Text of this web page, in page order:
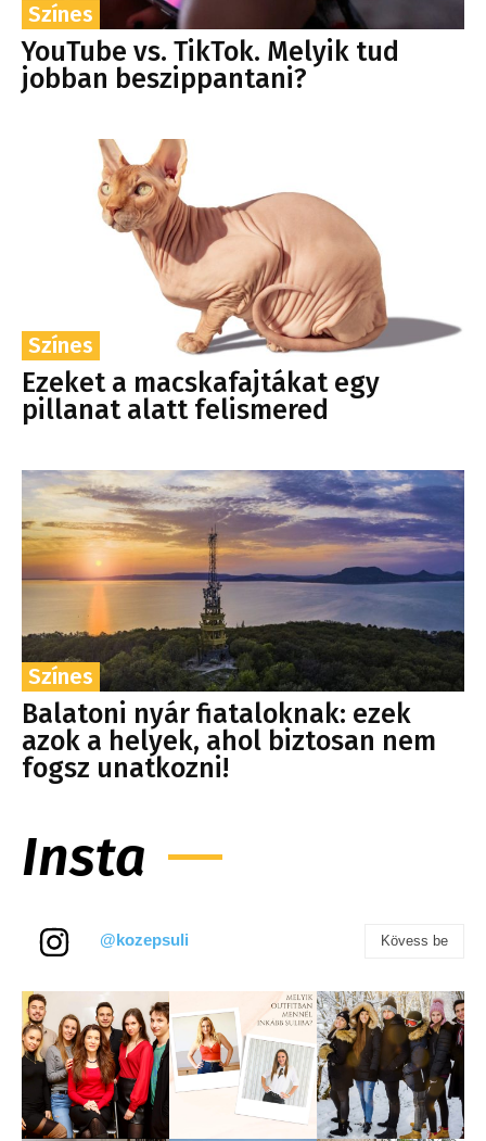
Színes
YouTube vs. TikTok. Melyik tud
jobban beszippantani?
Színes
Ezeket a macskafajtákat egy
pillanat alatt felismered
Színes
Balatoni nyár fiataloknak: ezek
azok a helyek, ahol biztosan nem
fogsz unatkozni!
Insta
@kozepsuli Kövess be